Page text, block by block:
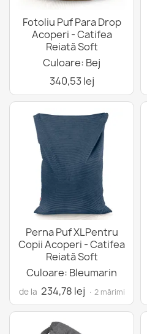
Fotoliu Puf Para Drop
Acoperi - Catifea
Reiată Soft
Culoare: Bej
340,53 lej
Perna Puf XLPentru
Copii Acoperi - Catifea
Reiată Soft
Culoare: Bleumarin
de la 234,78 lej · 2 mărimi